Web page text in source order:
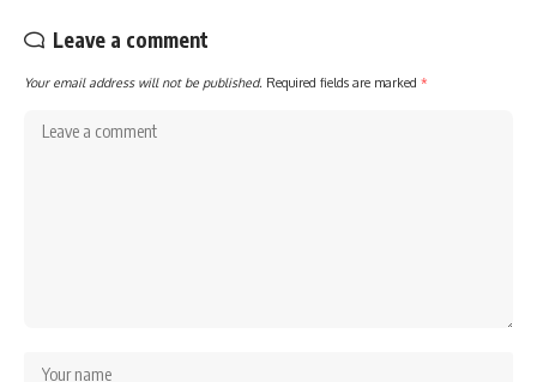
Leave a comment
Your email address will not be published. Required fields are marked *